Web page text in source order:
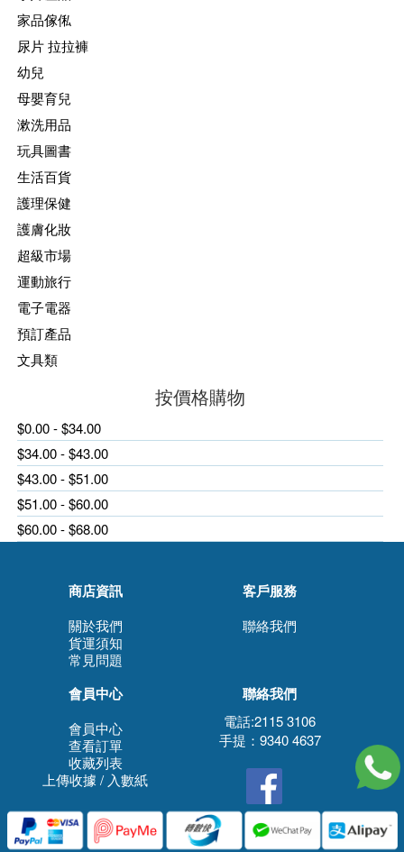
家品傢俬
尿片 拉拉褲
幼兒
母嬰育兒
漱洗用品
玩具圖書
生活百貨
護理保健
護膚化妝
超級市場
運動旅行
電子電器
預訂產品
文具類
按價格購物
$0.00 - $34.00
$34.00 - $43.00
$43.00 - $51.00
$51.00 - $60.00
$60.00 - $68.00
商店資訊
關於我們
貨運須知
常見問題
客戶服務
聯絡我們
會員中心
會員中心
查看訂單
收藏列表
上傳收據 / 入數紙
聯絡我們
電話:2115 3106
手提：9340 4637